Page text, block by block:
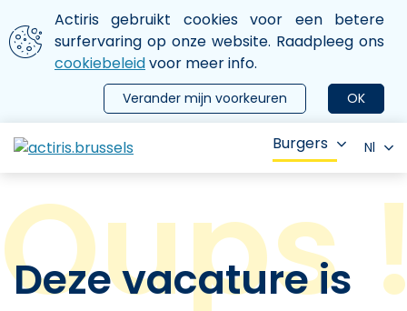
Aller au contenu principal
We gebruiken cookies
Actiris gebruikt cookies voor een betere
surfervaring op onze website. Raadpleeg ons
cookiebeleidvoor meer info.
OK
Verander mijn voorkeuren
le menu
Burgers Nl
Deze vacature is